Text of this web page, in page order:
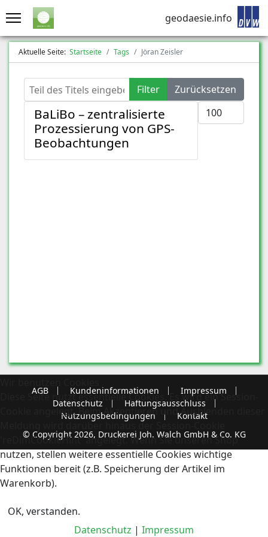
geodaesie.info
Aktuelle Seite: Startseite Tags Jöran Zeisler
Teil des Titels eingeben Filter
Zurücksetzen
Anzeige #
BaLiBo – zentralisierte
Prozessierung von GPS-
Beobachtungen
AGB Kundeninformationen
Impressum
Datenschutz
Haftungsausschluss
Nutzungsbedingungen
Kontakt
© Copyright 2026, Druckerei Joh. Walch GmbH & Co. KG
Diese Seite nutzt essentielle Cookies. Es wird ein Session-
Cookie angelegt. Beim Akzeptieren und Ausblenden dieser
Meldung wird darüber hinaus der Session-Cookie
'reDimCookieHint' angelegt. Wenn Sie unseren Shop
nutzen, stellen weitere essentielle Cookies wichtige
Funktionen bereit (z.B. Speicherung der Artikel im
Warenkorb).
OK, verstanden.
Datenschutz | Impressum